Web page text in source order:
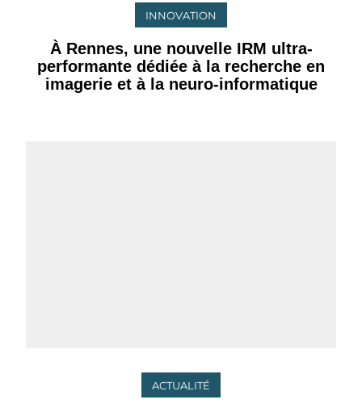
INNOVATION
À Rennes, une nouvelle IRM ultra-
performante dédiée à la recherche en
imagerie et à la neuro-informatique
ACTUALITÉ